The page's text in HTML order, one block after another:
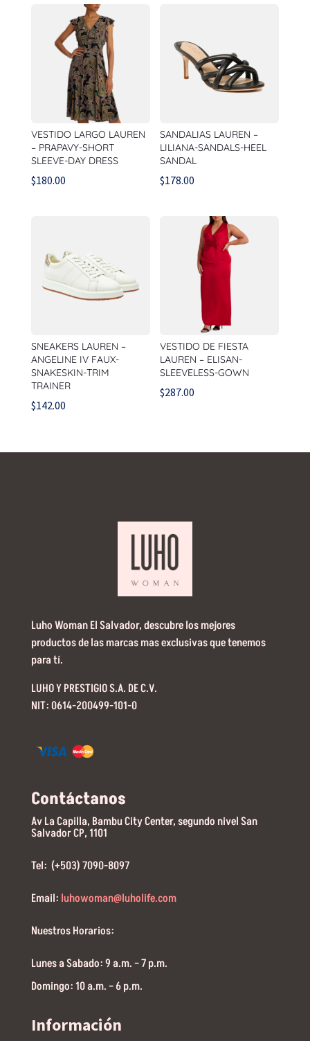
VESTIDO LARGO LAUREN
– PRAPAVY-SHORT
SLEEVE-DAY DRESS
$180.00
SANDALIAS LAUREN –
LILIANA-SANDALS-HEEL
SANDAL
$178.00
SNEAKERS LAUREN –
ANGELINE IV FAUX-
SNAKESKIN-TRIM
TRAINER
$142.00
VESTIDO DE FIESTA
LAUREN – ELISAN-
SLEEVELESS-GOWN
$287.00
Luho Woman El Salvador, descubre los mejores
productos de las marcas mas exclusivas que tenemos
para tí.
LUHO Y PRESTIGIO S.A. DE C.V.
NIT: 0614-200499-101-0
Contáctanos
Av La Capilla, Bambu City Center, segundo nivel San
Salvador CP, 1101
Tel: (+503) 7090-8097
Email: luhowoman@luholife.com
Nuestros Horarios:
Lunes a Sabado: 9 a.m. – 7 p.m.
Domingo: 10 a.m. – 6 p.m.
Información